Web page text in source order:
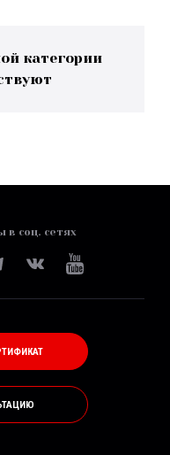
категории
в соц. сетях